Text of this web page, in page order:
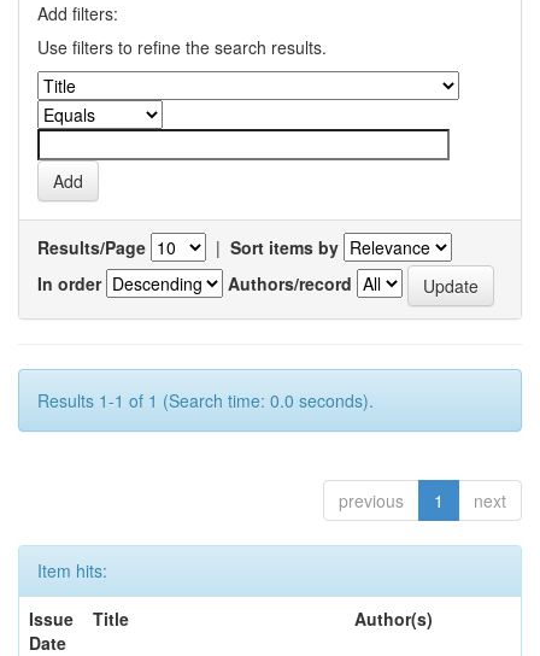
Add filters:
Use filters to refine the search results.
Results/Page | Sort items by
In order
Authors/record
Results 1-1 of 1 (Search time: 0.0 seconds).
previous 1 next
Item hits:
Issue
Date
Title Author(s)